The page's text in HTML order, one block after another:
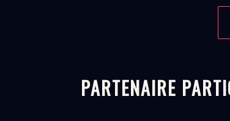
PARTENAIRE